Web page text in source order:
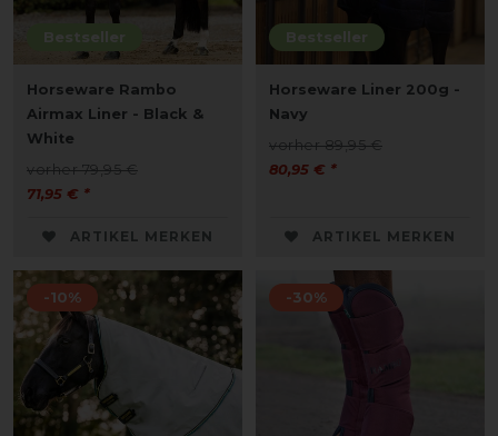
Bestseller
Horseware Rambo
Airmax Liner - Black &
White
vorher 79,95 €
71,95 € *
ARTIKEL MERKEN
Bestseller
Horseware Liner 200g -
Navy
vorher 89,95 €
80,95 € *
ARTIKEL MERKEN
-10% -30%